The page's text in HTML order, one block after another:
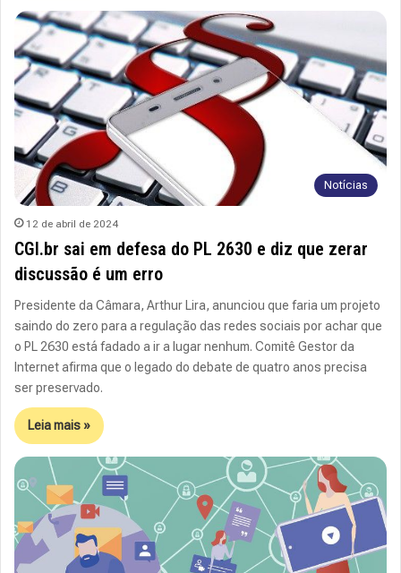
Notícias
12 de abril de 2024
CGI.br sai em defesa do PL 2630 e diz que zerar
discussão é um erro
Presidente da Câmara, Arthur Lira, anunciou que faria um projeto
saindo do zero para a regulação das redes sociais por achar que
o PL 2630 está fadado a ir a lugar nenhum. Comitê Gestor da
Internet afirma que o legado do debate de quatro anos precisa
ser preservado.
Leia mais »